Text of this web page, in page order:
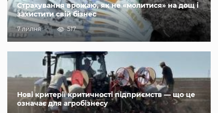
Страхування врожаю, як не «молитися» на дощ і
захистити свій бізнес
7 липня 517
Нові критерії критичності підприємств — що це
означає для агробізнесу